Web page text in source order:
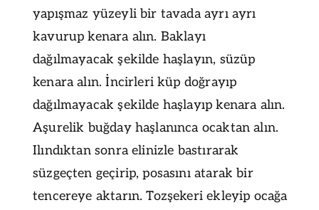
yapışmaz yüzeyli bir tavada ayrı ayrı
kavurup kenara alın. Baklayı
dağılmayacak şekilde haşlayın, süzüp
kenara alın. İncirleri küp doğrayıp
dağılmayacak şekilde haşlayıp kenara alın.
Aşurelik buğday haşlanınca ocaktan alın.
Ilındıktan sonra elinizle bastırarak
süzgeçten geçirip, posasını atarak bir
tencereye aktarın. Tozşekeri ekleyip ocağa